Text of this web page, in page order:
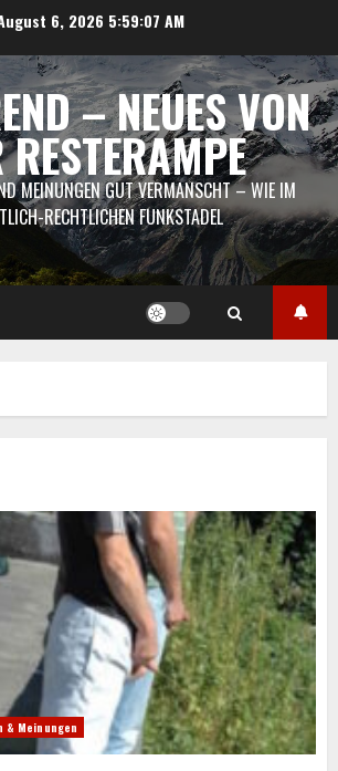
6, 2026 5:59:08 AM
– NEUES VON
RESTERAMPE
MEINUNGEN GUT VERMANSCHT – WIE IM
RECHTLICHEN FUNKSTADEL
& Meinungen